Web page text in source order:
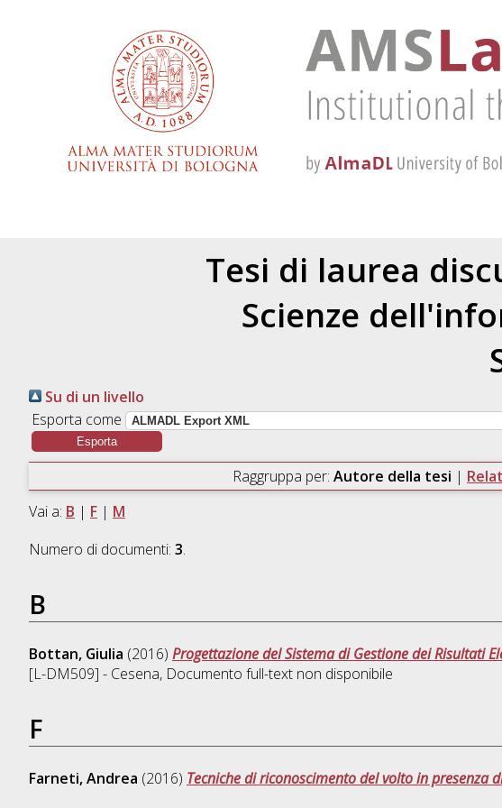
Tesi di laurea
Scienze
Su di un livello
Esporta come
Raggruppa per: Autore della tesi |
Vai a: B | F| M
Numero di documenti: 3.
B
Bottan, Giulia (2016) Progettazione del Sistema di Gestione dei Risultati
[L-DM509] - Cesena, Documento full-text non disponibile
F
Farneti, Andrea (2016) Tecniche di riconoscimento del volto in presenza